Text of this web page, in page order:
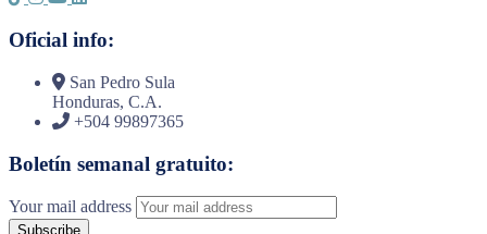
Oficial info:
San Pedro Sula
Honduras, C.A.
+504 99897365
Boletín semanal gratuito:
Your mail address